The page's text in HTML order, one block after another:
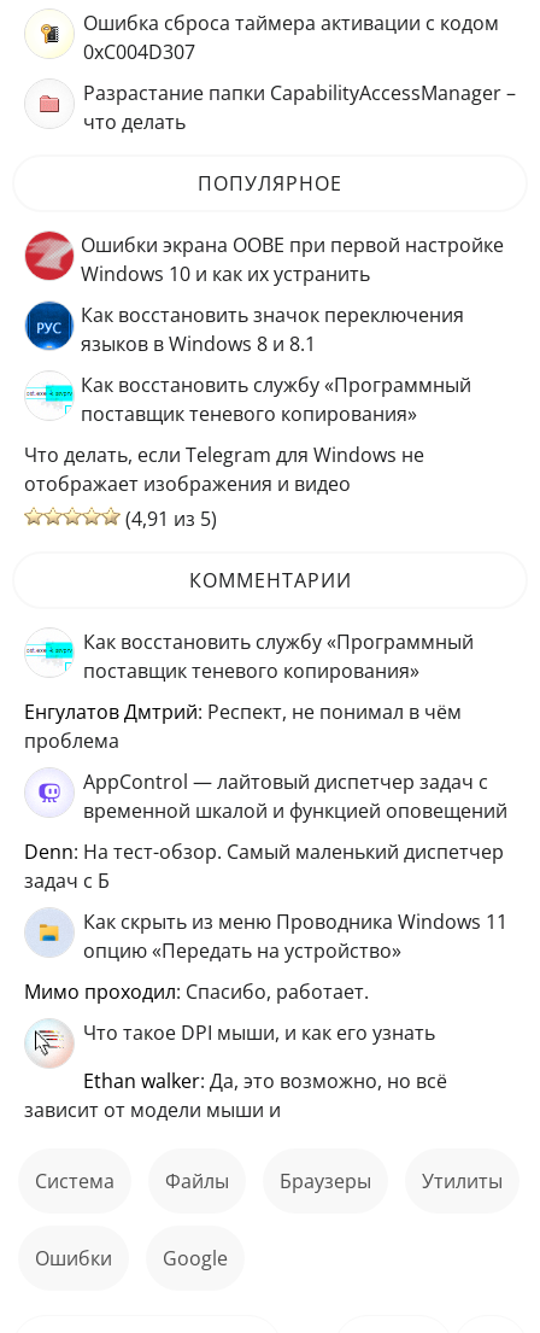
Ошибка сброса таймера активации с кодом
0xC004D307
Разрастание папки CapabilityAccessManager –
что делать
ПОПУЛЯРНОЕ
Ошибки экрана OOBE при первой настройке
Windows 10 и как их устранить
Как восстановить значок переключения
языков в Windows 8 и 8.1
Как восстановить службу «Программный
поставщик теневого копирования»
Что делать, если Telegram для Windows не
отображает изображения и видео
(4,91 из 5)
КОММЕНТАРИИ
Как восстановить службу «Программный
поставщик теневого копирования»
Енгулатов Дмтрий: Респект, не понимал в чём
проблема
AppControl — лайтовый диспетчер задач с
временной шкалой и функцией оповещений
Denn: На тест-обзор. Самый маленький диспетчер
задач с Б
Как скрыть из меню Проводника Windows 11
опцию «Передать на устройство»
мимо проходил: Спасибо, работает.
Что такое DPI мыши, и как его узнать
ethan walker: Да, это возможно, но всё
зависит от модели мыши и
Система файлы Браузеры Утилиты
ошибки Google